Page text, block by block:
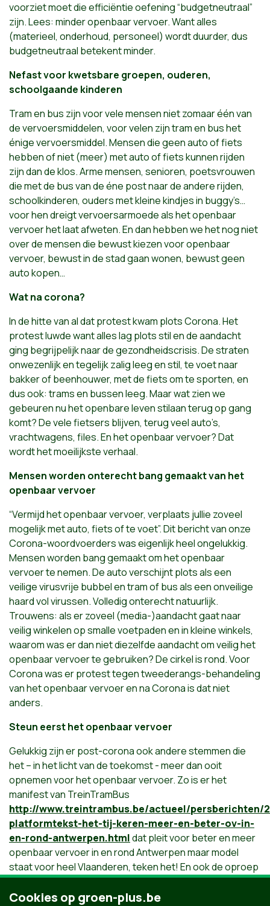
voorziet moet die efficiëntie oefening “budgetneutraal”
zijn. Lees: minder openbaar vervoer. Want alles
(materieel, onderhoud, personeel) wordt duurder, dus
budgetneutraal betekent minder.
Nefast voor kwetsbare groepen, ouderen,
schoolgaande kinderen
Tram en bus zijn voor vele mensen niet zomaar één van
de vervoersmiddelen, voor velen zijn tram en bus het
énige vervoersmiddel. Mensen die geen auto of fiets
hebben of niet (meer) met auto of fiets kunnen rijden
zijn dan de klos. Arme mensen, senioren, poetsvrouwen
die met de bus van de éne post naar de andere rijden,
schoolkinderen, ouders met kleine kindjes in buggy’s…
voor hen dreigt vervoersarmoede als het openbaar
vervoer het laat afweten. En dan hebben we het nog niet
over de mensen die bewust kiezen voor openbaar
vervoer, bewust in de stad gaan wonen, bewust geen
auto kopen…
Wat na corona?
In de hitte van al dat protest kwam plots Corona. Het
protest luwde want alles lag plots stil en de aandacht
ging begrijpelijk naar de gezondheidscrisis. De straten
onwezenlijk en tegelijk zalig leeg en stil, te voet naar
bakker of beenhouwer, met de fiets om te sporten, en
dus ook: trams en bussen leeg. Maar wat zien we
gebeuren nu het openbare leven stilaan terug op gang
komt? De vele fietsers blijven, terug veel auto’s,
vrachtwagens, files. En het openbaar vervoer? Dat
wordt het moeilijkste verhaal.
Mensen worden onterecht bang gemaakt van het
openbaar vervoer
“Vermijd het openbaar vervoer, verplaats jullie zoveel
mogelijk met auto, fiets of te voet”. Dit bericht van onze
Corona-woordvoerders was eigenlijk heel ongelukkig.
Mensen worden bang gemaakt om het openbaar
vervoer te nemen. De auto verschijnt plots als een
veilige virusvrije bubbel en tram of bus als een onveilige
haard vol virussen. Volledig onterecht natuurlijk.
Trouwens: als er zoveel (media-)aandacht gaat naar
veilig winkelen op smalle voetpaden en in kleine winkels,
waarom was er dan niet diezelfde aandacht om veilig het
openbaar vervoer te gebruiken? De cirkel is rond. Voor
Corona was er protest tegen tweederangs-behandeling
van het openbaar vervoer en na Corona is dat niet
anders.
Steun eerst het openbaar vervoer
Gelukkig zijn er post-corona ook andere stemmen die
het – in het licht van de toekomst - meer dan ooit
opnemen voor het openbaar vervoer. Zo is er het
manifest van TreinTramBus
http://www.treintrambus.be/actueel/persberichten/
platformtekst-het-tij-keren-meer-en-beter-ov-in-
en-rond-antwerpen.htmldat pleit voor beter en meer
openbaar vervoer in en rond Antwerpen maar model
staat voor heel Vlaanderen, teken het! En ook de oproep
van verschillende milieuorganisaties aan de federale en
Vlaamse overheden om éérst het openbaar vervoer te
Cookies op groen-plus.be